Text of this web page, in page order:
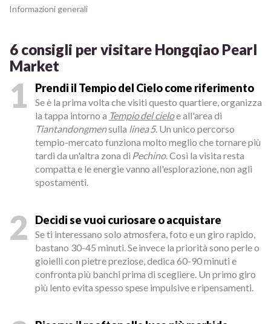
Informazioni generali
6 consigli per visitare Hongqiao Pearl
Market
1 Prendi il Tempio del Cielo come riferimento
Se è la prima volta che visiti questo quartiere, organizza
la tappa intorno a Tempio del cieloe all'area di
Tiantandongmensulla linea 5. Un unico percorso
tempio-mercato funziona molto meglio che tornare più
tardi da un'altra zona di Pechino. Così la visita resta
compatta e le energie vanno all'esplorazione, non agli
spostamenti.
2 Decidi se vuoi curiosare o acquistare
Se ti interessano solo atmosfera, foto e un giro rapido,
bastano 30-45 minuti. Se invece la priorità sono perle o
gioielli con pietre preziose, dedica 60-90 minuti e
confronta più banchi prima di scegliere. Un primo giro
più lento evita spesso spese impulsive e ripensamenti.